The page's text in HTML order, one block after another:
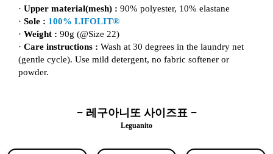
· Upper material(mesh) : 90% polyester, 10% elastane
· Sole : 100% LIFOLIT®
· Weight : 90g (@Size 22)
· Care instructions : Wash at 30 degrees in the laundry net
(gentle cycle). Use mild detergent, no fabric softener or
powder.
− 레구아니또 사이즈표 −
Leguanito